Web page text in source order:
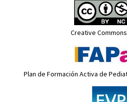
Creative
Plan de Formación Activa de